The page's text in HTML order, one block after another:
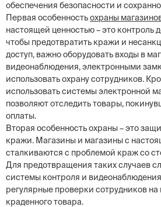
обеспечения безопасности и
Первая особенностьохраны
настоящей ценностью – это контроль
чтобы предотвратить кражи и
доступ, важно оборудовать входы в
видеонаблюдения, электронными
использовать охрану сотрудников.
использовать системы электронной
позволяют отследить товары,
оплаты.
Вторая особенность охраны – это
кражи. Магазины и магазины с
сталкиваются с проблемой краж со
Для предотвращения таких случаев
системы контроля и
регулярные проверки сотрудников
краденного товара.